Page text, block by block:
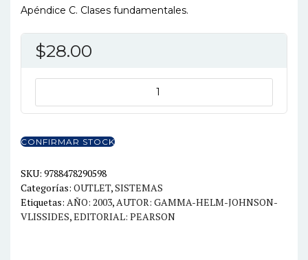
Apéndice C. Clases fundamentales.
$28.00
DE
cantidad
CONFIRMAR STOCK
SKU: 9788478290598
Categorías: OUTLET,SISTEMAS
Etiquetas: AÑO: 2003, AUTOR: GAMMA-HELM-JOHNSON-
VLISSIDES,EDITORIAL: PEARSON